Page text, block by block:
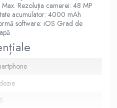
Rezoluția camerei: 48 MP
acumulator: 4000 mAh
software: iOS Grad de